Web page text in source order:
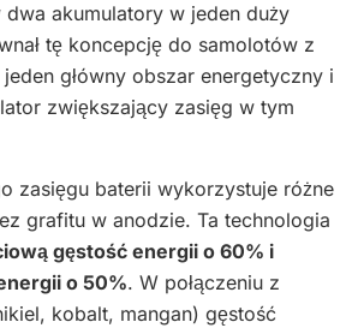
dwa akumulatory w jeden duży
tę koncepcję do samolotów z
główny obszar energetyczny i
zwiększający zasięg w tym
zasięgu baterii wykorzystuje różne
grafitu w anodzie. Ta technologia
gęstość energii o 60% i
o 50%. W połączeniu z
kobalt, mangan) gęstość